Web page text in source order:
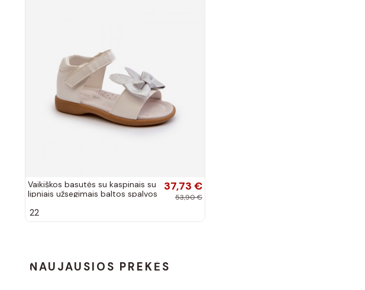
Vaikiškos basutės su kaspinais su
lipniais užsegimais baltos spalvos
37,73 €
53,90 €
22
NAUJAUSIOS PREKĖS